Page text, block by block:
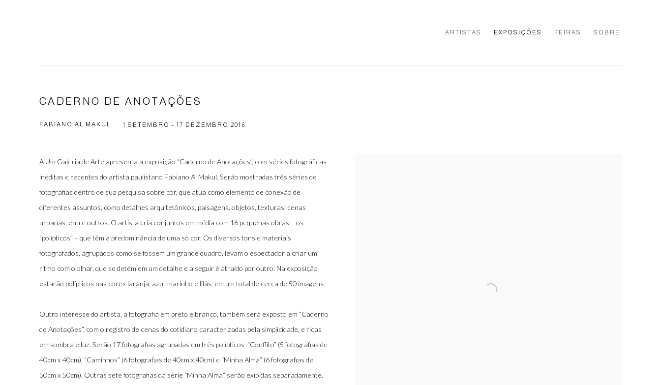
ARTISTAS EXPOSIÇÕES FEIRAS SOBRE
CADERNO DE ANOTAÇÕES
FABIANO AL MAKUL 1 SETEMBRO - 17 DEZEMBRO 2016
A Um Galeria de Arte apresenta a exposição “Caderno de Anotações”, com séries fotográficas
inéditas e recentes do artista paulistano Fabiano Al Makul. Serão mostradas três séries de
fotografias dentro de sua pesquisa sobre cor, que atua como elemento de conexão de
diferentes assuntos, como detalhes arquitetônicos, paisagens, objetos, texturas, cenas
urbanas, entre outros. O artista cria conjuntos em média com 16 pequenas obras – os
“polípticos” – que têm a predominância de uma só cor. Os diversos tons e materiais
fotografados, agrupados como se fossem um grande quadro, levam o espectador a criar um
ritmo com o olhar, que se detém em um detalhe e a seguir é atraído por outro. Na exposição
estarão polípticos nas cores laranja, azul-marinho e lilás, em um total de cerca de 50 imagens.
Outro interesse do artista, a fotografia em preto e branco, também será exposto em “Caderno
de Anotações”, com o registro de cenas do cotidiano caracterizadas pela simplicidade, e ricas
em sombra e luz. Serão 17 fotografias agrupadas em três polípticos: “Conflito” (5 fotografias de
40cm x 40cm), “Caminhos” (6 fotografias de 40cm x 40cm) e “Minha Alma” (6 fotografias de
50cm x 50cm). Outras sete fotografias da série “Minha Alma” serão exibidas separadamente.